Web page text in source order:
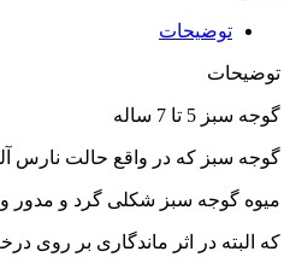
توضیحات
توضیحات
گوجه سبز 5 تا 7 ساله
گوجه سبز که در واقع حالت نارس
میوه گوجه سبز شکلی گرد و مدور
که البته در اثر ماندگاری بر روی